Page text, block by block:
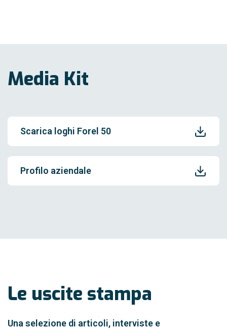
Media Kit
Scarica loghi Forel 50
Profilo aziendale
Le uscite stampa
Una selezione di articoli, interviste e